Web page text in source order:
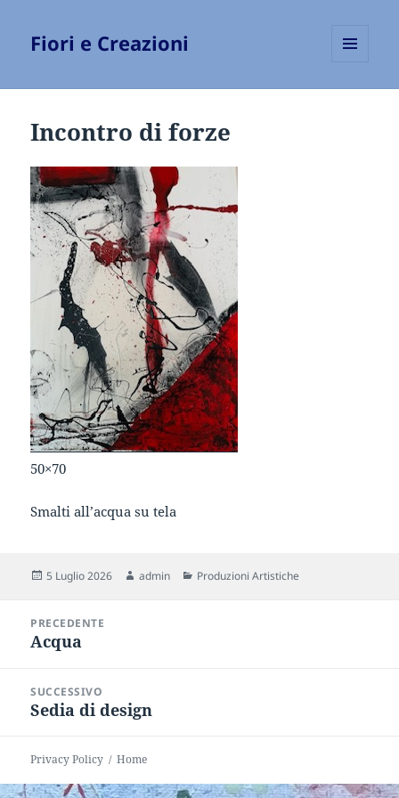
Fiori e Creazioni
Incontro di forze
50×70
Smalti all’acqua su tela
Scritto
5 Luglio 2026 Autore
admin Categorie
Produzioni Artistiche
articoliPRECEDENTE
Articolo
Acqua
SUCCESSIVO
Articolo
Sedia di design
Privacy Policy Home